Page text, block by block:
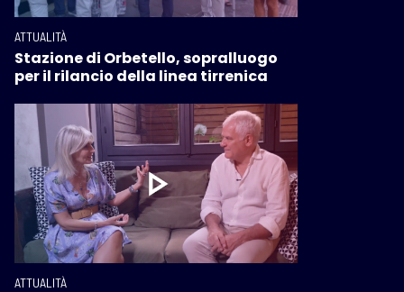
ATTUALITÀ
Stazione di Orbetello, sopralluogo
per il rilancio della linea tirrenica
ATTUALITÀ